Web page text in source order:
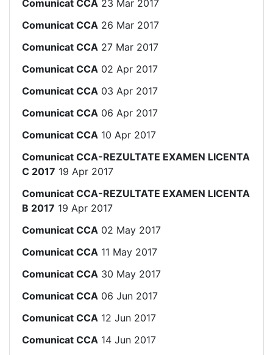
Comunicat CCA 23 Mar 2017
Comunicat CCA 26 Mar 2017
Comunicat CCA 27 Mar 2017
Comunicat CCA 02 Apr 2017
Comunicat CCA 03 Apr 2017
Comunicat CCA 06 Apr 2017
Comunicat CCA 10 Apr 2017
Comunicat CCA-REZULTATE EXAMEN LICENTA
C 2017 19 Apr 2017
Comunicat CCA-REZULTATE EXAMEN LICENTA
B 2017 19 Apr 2017
Comunicat CCA 02 May 2017
Comunicat CCA 11 May 2017
Comunicat CCA 30 May 2017
Comunicat CCA 06 Jun 2017
Comunicat CCA 12 Jun 2017
Comunicat CCA 14 Jun 2017